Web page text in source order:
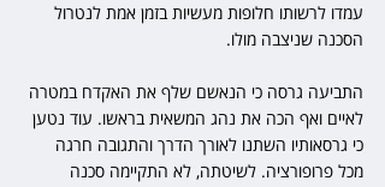
עמדו לרשותו חלופות מעשיות בזמן אמת לנטרול
הסכנה שניצבה מולו.
התביעה גרסה כי הנאשם שלף את האקדח במטרה
לאיים ואף הכה את נהג המשאית בראשו. עוד נטען
כי גרסאותיו השתנו לאורך הדרך והתגובה חרגה
מכל פרופורציה. לשיטתה, לא התקיימה סכנה